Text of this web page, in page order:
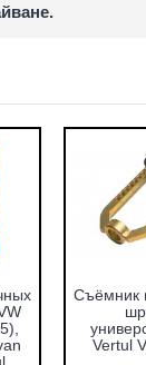
для
Набор
валов
Vertul